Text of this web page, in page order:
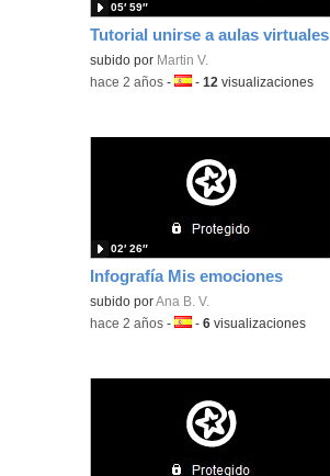
Tutorial unirse a aulas virtuales
Contenido educativo.
subido por Martin V.
05′ 59″
-hace 2 años -Idioma:
-12 visualizaciones
Infografía Mis emociones
Contenido educativo.
subido porAna B. V.
02′ 26″
-hace 2 años -Idioma:
-6 visualizaciones